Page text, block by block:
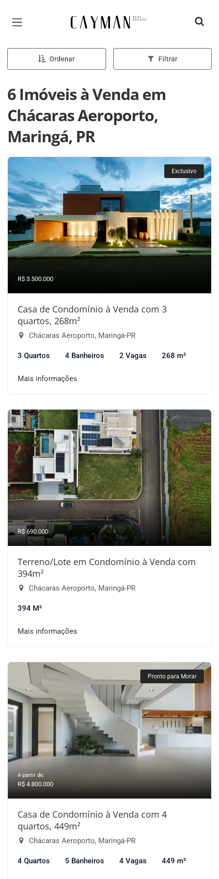
Página inicial
Ordenar Filtrar
6 Imóveis à Venda em
Chácaras Aeroporto,
Maringá, PR
Exclusivo
R$ 3.500.000
Casa de Condomínio à Venda com 3
quartos, 268m²
Chácaras Aeroporto, Maringá-PR
3 Quartos 4 Banheiros 2 Vagas 268 m²
Mais informações
R$ 690.000
Terreno/Lote em Condomínio à Venda com
394m²
Chácaras Aeroporto, Maringá-PR
394 M²
Mais informações
Pronto para Morar
A partir de:
R$ 4.800.000
Casa de Condomínio à Venda com 4
quartos, 449m²
Chácaras Aeroporto, Maringá-PR
4 Quartos 5 Banheiros 4 Vagas 449 m²